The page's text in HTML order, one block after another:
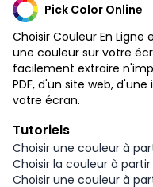
Pick Color Online
Choisir Couleur En
une couleur sur votre
facilement extraire
PDF, d'un site web,
votre écran.
Tutoriels
Choisir une couleur à
Choisir la couleur à
Choisir une couleur à